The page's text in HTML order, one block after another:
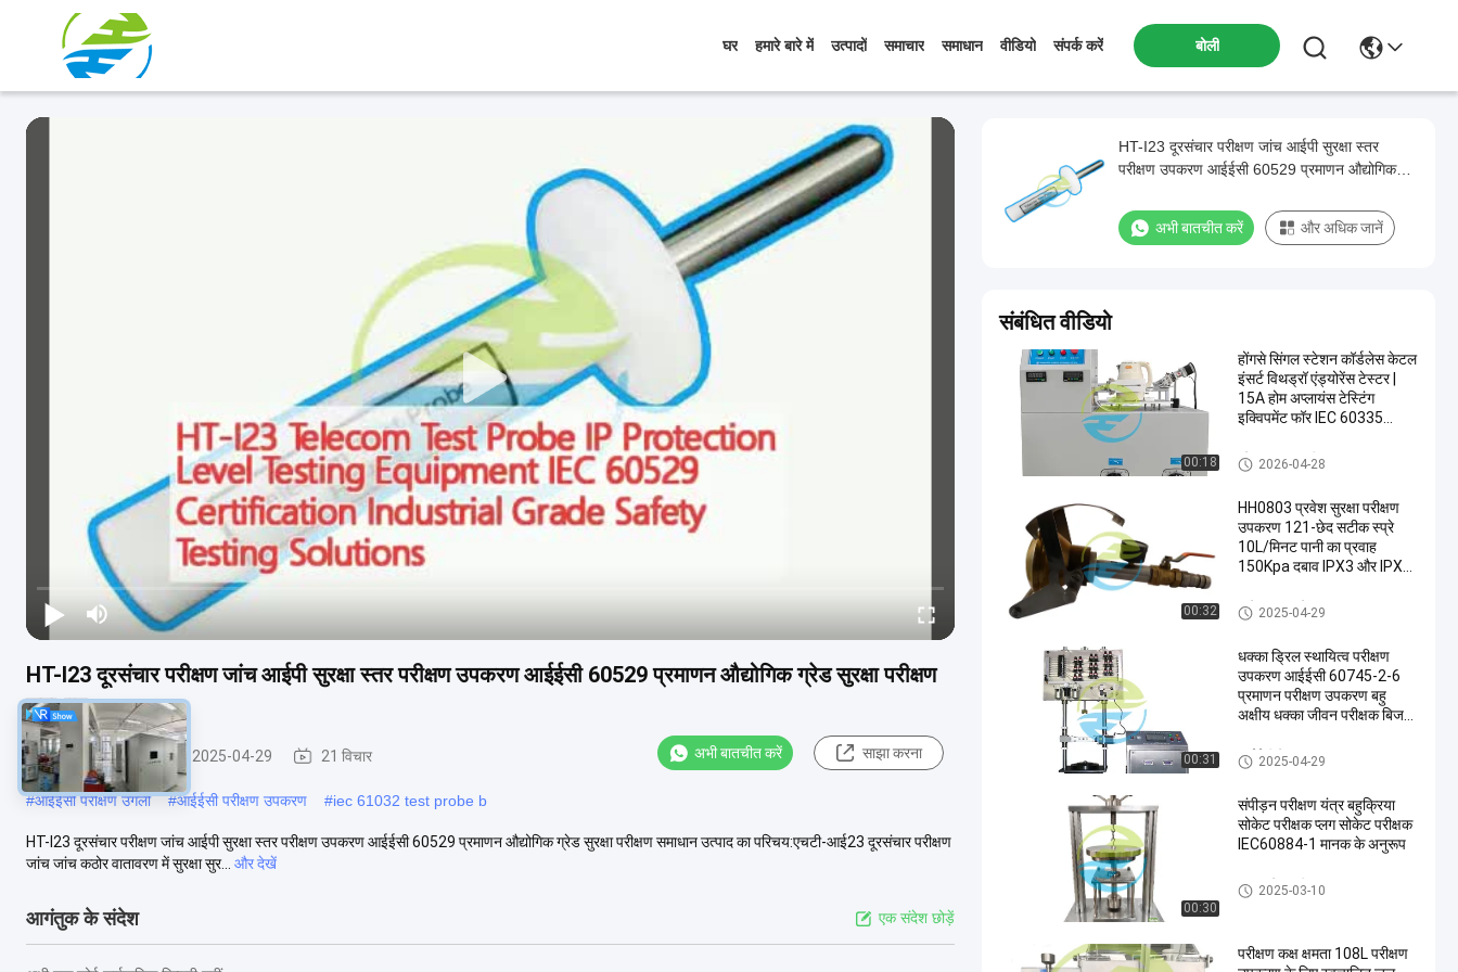
घर हमारे बारे में उत्पादों समाचार समाधान वीडियो संपर्क करें बोली
HT-I23 दूरसंचार परीक्षण जांच आईपी सुरक्षा स्तर परीक्षण उपकरण आईईसी 60529 प्रमाणन औद्योगिक ग्रेड सुरक्षा परीक्षण
समाधान
परीक्षण फिंगर जांच 2025-04-29 21 विचार अभी बातचीत करें साझा करना
#आईईसी परीक्षण उंगली #आईईसी परीक्षण उपकरण #iec 61032 test probe b
HT-I23 दूरसंचार परीक्षण जांच आईपी सुरक्षा स्तर परीक्षण उपकरण आईईसी 60529 प्रमाणन औद्योगिक ग्रेड सुरक्षा परीक्षण समाधान उत्पाद का परिचय:एचटी-आई23 दूरसंचार परीक्षण
जांच जांच कठोर वातावरण में सुरक्षा सुर...
और देखें
आगंतुक के संदेश एक संदेश छोड़ें
HT-I23 दूरसंचार परीक्षण जांच आईपी सुरक्षा स्तर
परीक्षण उपकरण आईईसी 60529 प्रमाणन औद्योगिक
अभी बातचीत करें और अधिक जानें
संबंधित वीडियो
00:18
होंगसे सिंगल स्टेशन कॉर्डलेस केटल
इंसर्ट विथड्रॉ एंड्योरेंस टेस्टर |
15A होम अप्लायंस टेस्टिंग
इक्विपमेंट फॉर IEC 60335
घरेलू उपकरण परीक्षण उपकरण
2026-04-28
00:32
HH0803 प्रवेश सुरक्षा परीक्षण
उपकरण 121-छेद सटीक स्प्रे
10L/मिनट पानी का प्रवाह
150Kpa दबाव IPX3 और IPX4
प्रवेश संरक्षण टेस्ट उपकरण
2025-04-29
00:31
धक्का ड्रिल स्थायित्व परीक्षण
उपकरण आईईसी 60745-2-6
प्रमाणन परीक्षण उपकरण बहु
अक्षीय धक्का जीवन परीक्षक बिजली
आईईसी टेस्ट उपकरण
2025-04-29
00:30
संपीड़न परीक्षण यंत्र बहुक्रिया
सोकेट परीक्षक प्लग सोकेट परीक्षक
IEC60884-1 मानक के अनुरूप
प्लग सॉकेट परीक्षक
2025-03-10
परीक्षण कक्ष क्षमता 108L परीक्षण